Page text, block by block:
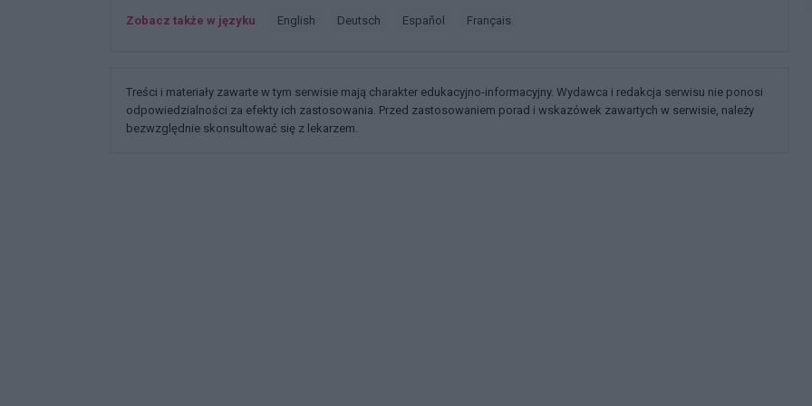
Zobacz także w języku english deutsch español français
Treści i materiały zawarte w tym serwisie mają charakter edukacyjno-informacyjny. Wydawca i redakcja serwisu nie ponosi
odpowiedzialności za efekty ich zastosowania. Przed zastosowaniem porad i wskazówek zawartych w serwisie, należy
bezwzględnie skonsultować się z lekarzem.